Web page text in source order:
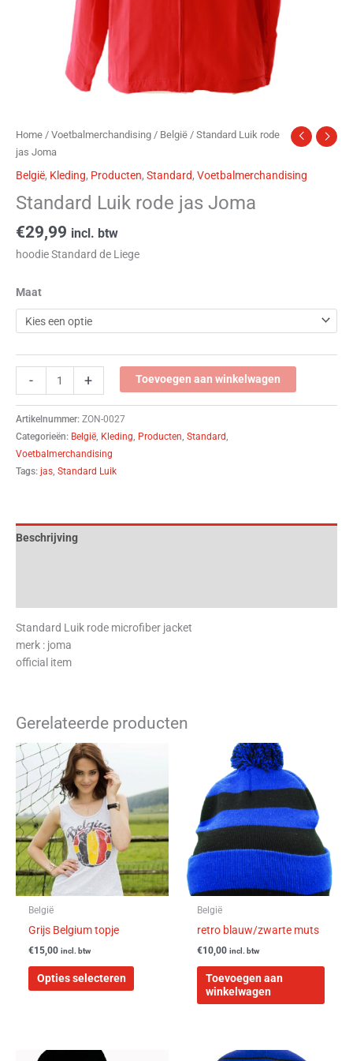
Home / Voetbalmerchandising / België / Standard Luik rode
jas Joma
België, Kleding, Producten, Standard, Voetbalmerchandising
Standard Luik rode jas Joma
€29,99 incl. btw
hoodie Standard de Liege
Maat
- + Toevoegen aan winkelwagen
Artikelnummer: ZON-0027
Categorieën: België, Kleding, Producten, Standard,
Voetbalmerchandising
Tags: jas, Standard Luik
Beschrijving
Standard Luik rode microfiber jacket
merk : joma
official item
Gerelateerde producten
België
Grijs Belgium topje
€15,00 incl. btw
Opties selecteren
meerdere
variaties.
Deze
optie
kan
gekozen
België
retro blauw/zwarte muts
€10,00 incl. btw
Toevoegen aan
winkelwagen